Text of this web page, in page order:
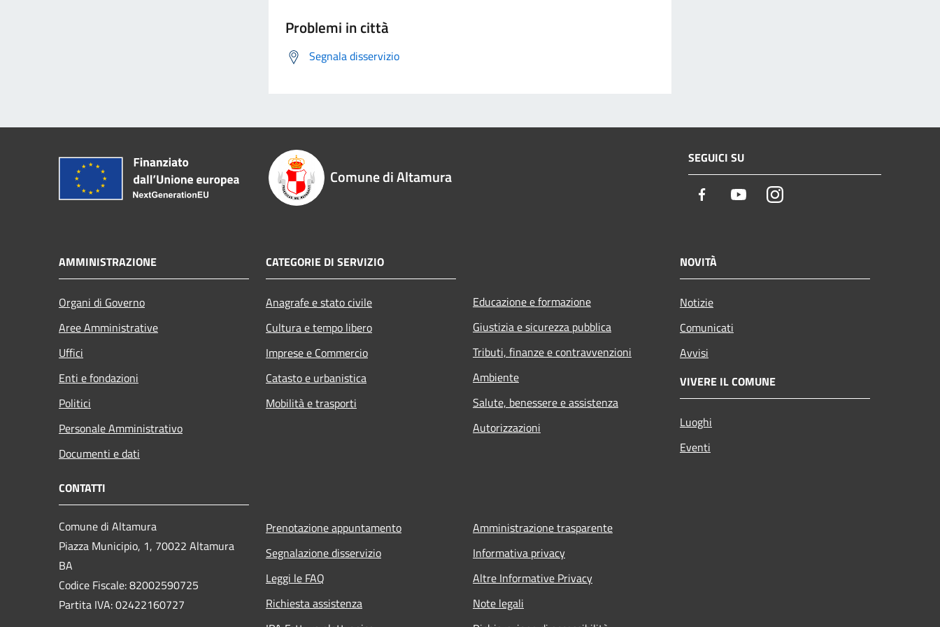
Problemi in città
Segnala disservizio
Comune di Altamura
SEGUICI SU
Facebook YoutubeInstagram
AMMINISTRAZIONE
Organi di Governo
Aree Amministrative
Uffici
Enti e fondazioni
Politici
Personale Amministrativo
Documenti e dati
CATEGORIE DI SERVIZIO
Anagrafe e stato civile
Cultura e tempo libero
Imprese e Commercio
Catasto e urbanistica
Mobilità e trasporti
Educazione e formazione
Giustizia e sicurezza pubblica
Tributi, finanze e contravvenzioni
Ambiente
Salute, benessere e assistenza
Autorizzazioni
NOVITÀ
Notizie
Comunicati
Avvisi
VIVERE IL COMUNE
Luoghi
Eventi
CONTATTI
Comune di Altamura
Piazza Municipio, 1, 70022 Altamura
BA
Codice Fiscale: 82002590725
Partita IVA: 02422160727
Prenotazione appuntamento
Segnalazione disservizio
Leggi le FAQ
Richiesta assistenza
Amministrazione trasparente
Informativa privacy
Altre Informative Privacy
Note legali